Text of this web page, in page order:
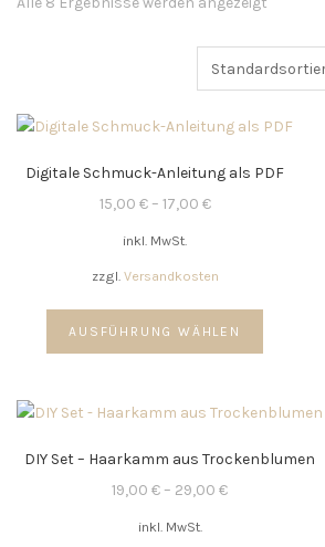
Digitale Schmuck-Anleitung als PDF
15,00 €– 17,00 €
inkl. MwSt.
zzgl. Versandkosten
AUSFÜHRUNG WÄHLEN
Dieses
weist
Varianten
Die
DIY Set – Haarkamm aus Trockenblumen
19,00 € – 29,00 €
inkl. MwSt.